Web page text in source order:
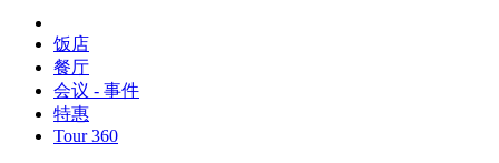
饭店
餐厅
会议 - 事件
特惠
Tour 360